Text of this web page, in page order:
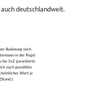
deutschlandweit.
Auslosung nach
in der Regel
bis 3x2 garantierte
nach gewählter
Wert je
).